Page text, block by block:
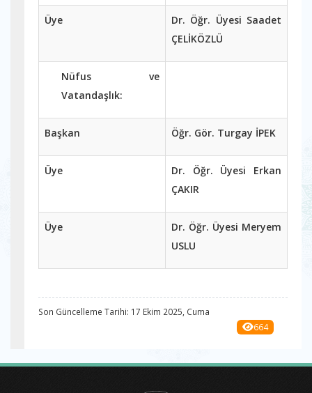
Üye
Dr. Öğr. Üyesi Saadet
ÇELİKÖZLÜ
Nüfus ve
Vatandaşlık:
Başkan Öğr. Gör. Turgay İPEK
Üye
Dr. Öğr. Üyesi Erkan
ÇAKIR
Üye
Dr. Öğr. Üyesi Meryem
USLU
Son Güncelleme Tarihi: 17 Ekim 2025, Cuma
664